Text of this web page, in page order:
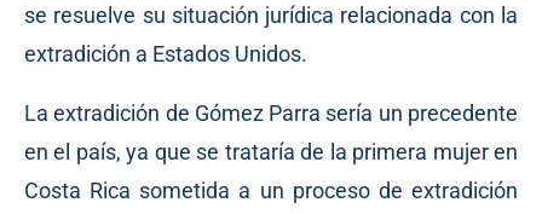
se resuelve su situación jurídica relacionada con la
extradición a Estados Unidos.
La extradición de Gómez Parra sería un precedente
en el país, ya que se trataría de la primera mujer en
Costa Rica sometida a un proceso de extradición